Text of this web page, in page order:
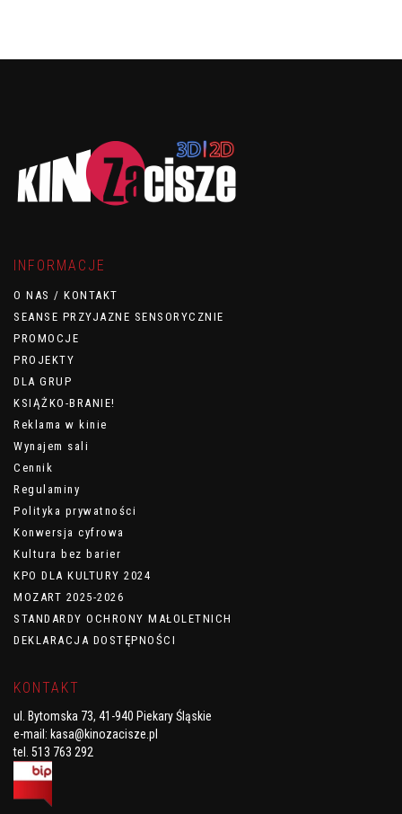
INFORMACJE
O NAS / KONTAKT
SEANSE PRZYJAZNE SENSORYCZNIE
PROMOCJE
PROJEKTY
DLA GRUP
KSIĄŻKO-BRANIE!
Reklama w kinie
Wynajem sali
Cennik
Regulaminy
Polityka prywatności
Konwersja cyfrowa
Kultura bez barier
KPO DLA KULTURY 2024
MOZART 2025-2026
STANDARDY OCHRONY MAŁOLETNICH
DEKLARACJA DOSTĘPNOŚCI
KONTAKT
ul. Bytomska 73, 41-940 Piekary Śląskie
e-mail: kasa@kinozacisze.pl
tel. 513 763 292